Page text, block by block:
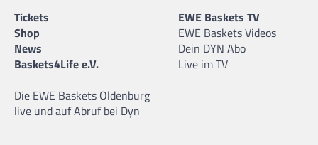
Tickets
Shop
News
Baskets4Life e.V.
Die EWE Baskets Oldenburg
live und auf Abruf bei Dyn
EWE Baskets TV
EWE Baskets Videos
Dein DYN Abo
Live im TV